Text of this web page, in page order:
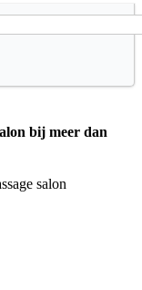
bij meer dan
salon